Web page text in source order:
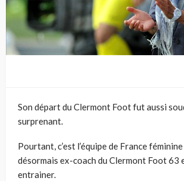
Son départ du Clermont Foot fut aussi
surprenant.
Pourtant, c’est l’équipe de France
désormais ex-coach du Clermont Foot 63
entrainer.